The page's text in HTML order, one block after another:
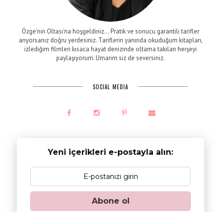
Özge'nin Oltası'na hoşgeldiniz... Pratik ve sonucu garantili tarifler
arıyorsanız doğru yerdesiniz. Tariflerin yanında okuduğum kitapları,
izlediğim filmleri kısaca hayat denizinde oltama takılan herşeyi
paylaşıyorum. Umarım siz de seversiniz.
SOCIAL MEDIA
Yeni içerikleri e-postayla alın:
Abone ol